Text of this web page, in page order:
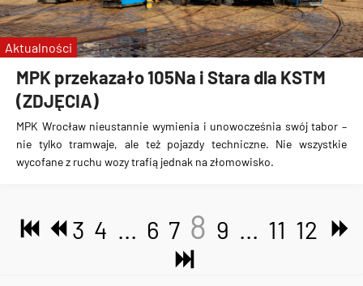
MPK przekazało 105Na i Stara dla KSTM
(ZDJĘCIA)
MPK Wrocław nieustannie wymienia i unowocześnia swój tabor –
nie tylko tramwaje, ale też pojazdy techniczne. Nie wszystkie
wycofane z ruchu wozy trafią jednak na złomowisko.
Aktualności
3 4 ... 6 7 8 9 ... 11 12